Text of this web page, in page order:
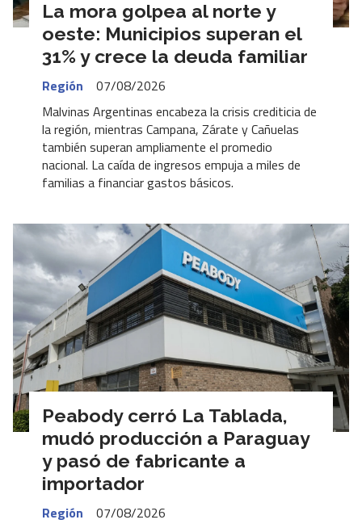
La mora golpea al norte y
oeste: Municipios superan el
31% y crece la deuda familiar
Región
07/08/2026
Malvinas Argentinas encabeza la crisis crediticia de
la región, mientras Campana, Zárate y Cañuelas
también superan ampliamente el promedio
nacional. La caída de ingresos empuja a miles de
familias a financiar gastos básicos.
Peabody cerró La Tablada,
mudó producción a Paraguay
y pasó de fabricante a
importador
Región
07/08/2026